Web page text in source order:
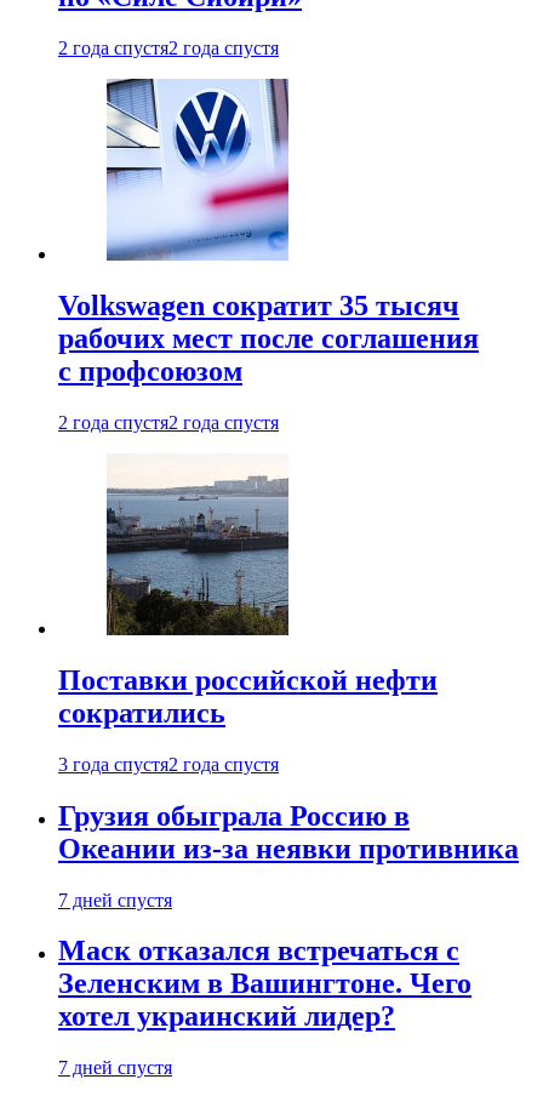
2 года спустя2 года спустя
Volkswagen сократит 35 тысяч
рабочих мест после соглашения
с профсоюзом
2 года спустя2 года спустя
Поставки российской нефти
сократились
3 года спустя2 года спустя
Грузия обыграла Россию в
Океании из-за неявки противника
7 дней спустя
Маск отказался встречаться с
Зеленским в Вашингтоне. Чего
хотел украинский лидер?
7 дней спустя